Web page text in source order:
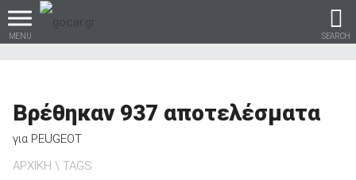
MENU SEARCH
Βρες τα πάντα για το
Βρέθηκαν 937 αποτελέσματα
για PEUGEOT
ΑΡΧΙΚΗ
TAGS